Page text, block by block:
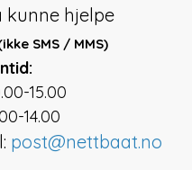
hjelpe
SMS / MMS)
15.00
14.00
post@nettbaat.no